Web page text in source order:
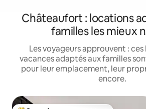
Châteaufort : locations
familles les mieux
Les voyageurs approuvent :
vacances adaptés aux familles
pour leur emplacement, leur
encore.